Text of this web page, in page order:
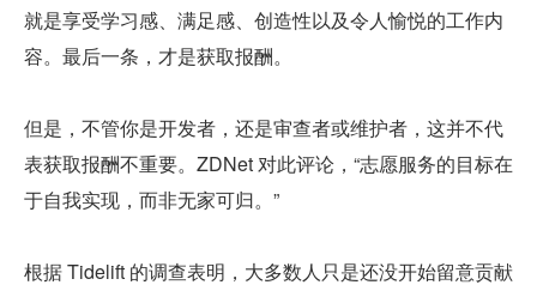
就是享受学习感、满足感、创造性以及令人愉悦的工作内
容。最后一条，才是获取报酬。
但是，不管你是开发者，还是审查者或维护者，这并不代
表获取报酬不重要。ZDNet 对此评论，“志愿服务的目标在
于自我实现，而非无家可归。”
根据 Tidelift 的调查表明，大多数人只是还没开始留意贡献